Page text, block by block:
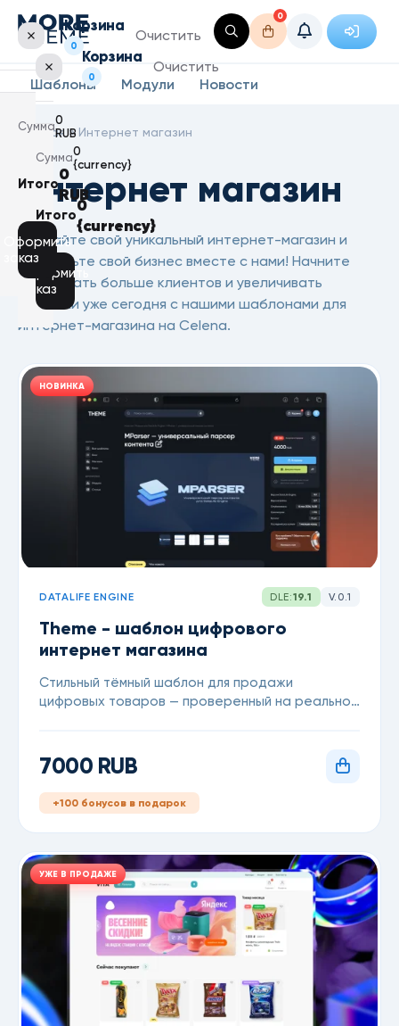
Корзина
0
Очистить
Корзина
пуста
Сумма0
RUB
Итого0
RUB
Оформить
заказ
Шаблоны Модули Новости
0
Корзина
0
Очистить
Корзина
пуста
Сумма0
{currency}
Итого0
{currency}
Оформить
заказ
Главная» Интернет магазин
Интернет магазин
Создайте свой уникальный интернет-магазин и
расширьте свой бизнес вместе с нами! Начните
привлекать больше клиентов и увеличивать
продажи уже сегодня с нашими шаблонами для
интернет-магазина на Celena.
НОВИНКА
DATALIFE ENGINE DLE:19.1 V.0.1
Theme - шаблон цифрового
интернет магазина
Стильный тёмный шаблон для продажи
цифровых товаров — проверенный на реальном
остаётся только подключить модули и начать
зарабатывать, для DataLife Engine 19.1
7000 RUB
+100 бонусов в подарок
УЖЕ В ПРОДАЖЕ